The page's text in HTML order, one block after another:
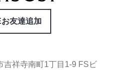
お友達追加
吉祥寺南町1丁目1-9 FSビ